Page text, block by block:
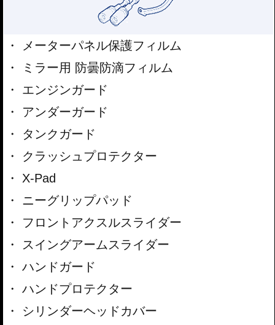
メーターパネル保護フィルム
ミラー用 防曇防滴フィルム
エンジンガード
アンダーガード
タンクガード
クラッシュプロテクター
X-Pad
ニーグリップパッド
フロントアクスルスライダー
スイングアームスライダー
ハンドガード
ハンドプロテクター
シリンダーヘッドカバー